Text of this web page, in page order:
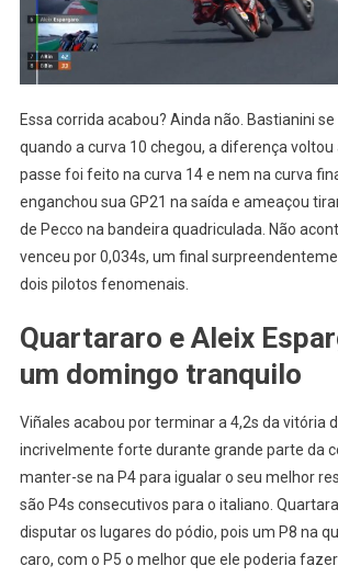
Essa corrida acabou? Ainda não. Bastianini
quando a curva 10 chegou, a diferença voltou
passe foi feito na curva 14 e nem na curva
enganchou sua GP21 na saída e ameaçou
de Pecco na bandeira quadriculada. Não
venceu por 0,034s, um final
dois pilotos fenomenais.
Quartararo e Aleix
um domingo tranquilo
Viñales acabou por terminar a 4,2s da vitória
incrivelmente forte durante grande parte da
manter-se na P4 para igualar o seu melhor
são P4s consecutivos para o italiano.
disputar os lugares do pódio, pois um P8 na
caro, com o P5 o melhor que ele poderia